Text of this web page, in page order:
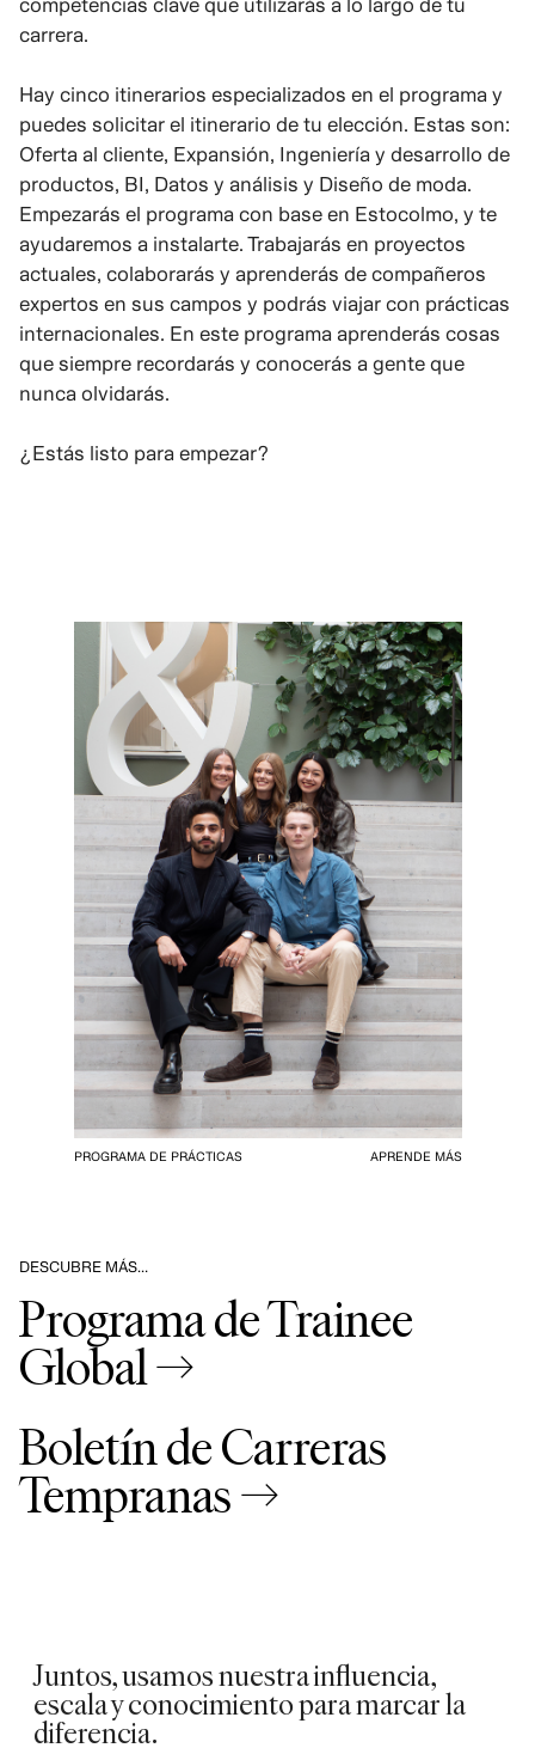
carrera.
Hay cinco itinerarios especializados en el programa y
puedes solicitar el itinerario de tu elección. Estas son:
Oferta al cliente, Expansión, Ingeniería y desarrollo de
productos, BI, Datos y análisis y Diseño de moda.
Empezarás el programa con base en Estocolmo, y te
ayudaremos a instalarte. Trabajarás en proyectos
actuales, colaborarás y aprenderás de compañeros
expertos en sus campos y podrás viajar con prácticas
internacionales. En este programa aprenderás cosas
que siempre recordarás y conocerás a gente que
nunca olvidarás.
¿Estás listo para empezar?
PROGRAMA DE PRÁCTICAS APRENDE MÁS
DESCUBRE MÁS…
Programa de Trainee
Global →
Boletín de Carreras
Tempranas →
Juntos, usamos nuestra influencia,
escala y conocimiento para marcar la
diferencia.